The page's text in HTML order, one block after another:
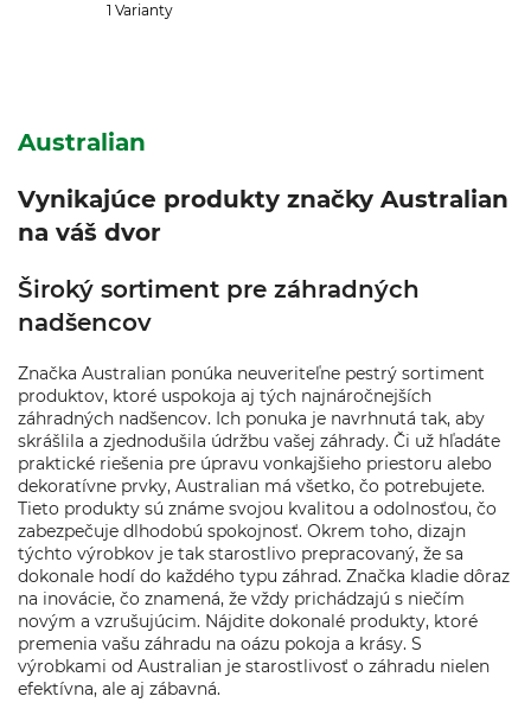
1 Varianty
Australian
Vynikajúce produkty značky Australian
na váš dvor
Široký sortiment pre záhradných
nadšencov
Značka Australian ponúka neuveriteľne pestrý sortiment
produktov, ktoré uspokoja aj tých najnáročnejších
záhradných nadšencov. Ich ponuka je navrhnutá tak, aby
skrášlila a zjednodušila údržbu vašej záhrady. Či už hľadáte
praktické riešenia pre úpravu vonkajšieho priestoru alebo
dekoratívne prvky, Australian má všetko, čo potrebujete.
Tieto produkty sú známe svojou kvalitou a odolnosťou, čo
zabezpečuje dlhodobú spokojnosť. Okrem toho, dizajn
týchto výrobkov je tak starostlivo prepracovaný, že sa
dokonale hodí do každého typu záhrad. Značka kladie dôraz
na inovácie, čo znamená, že vždy prichádzajú s niečím
novým a vzrušujúcim. Nájdite dokonalé produkty, ktoré
premenia vašu záhradu na oázu pokoja a krásy. S
výrobkami od Australian je starostlivosť o záhradu nielen
efektívna, ale aj zábavná.